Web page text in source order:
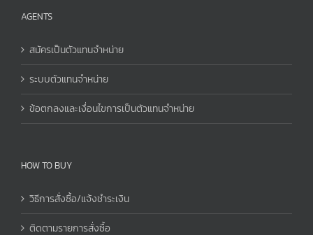
AGENTS
สมัครเป็นตัวแทนจำหน่าย
ระบบตัวแทนจำหน่าย
ข้อตกลงและเงื่อนไขการเป็นตัวแทนจำหน่าย
HOW TO BUY
วิธีการสั่งซื้อ/แจ้งชำระเงิน
ติดตามรายการสั่งซื้อ